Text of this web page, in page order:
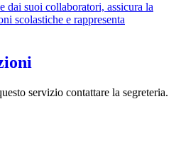
dai suoi collaboratori, assicura la
scolastiche e rappresenta
servizio contattare la segreteria.